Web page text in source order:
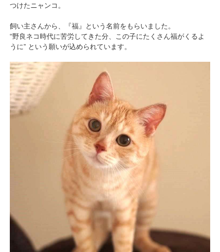
つけたニャンコ。
飼い主さんから、『福』という名前をもらいました。
“野良ネコ時代に苦労してきた分、この子にたくさん福がくるよ
うに” という願いが込められています。